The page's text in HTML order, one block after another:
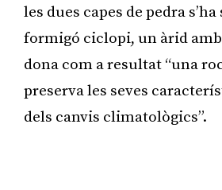
les dues capes de pedra
formigó ciclopi, un àrid
dona com a resultat “una
preserva les seves
dels canvis climatològics”.